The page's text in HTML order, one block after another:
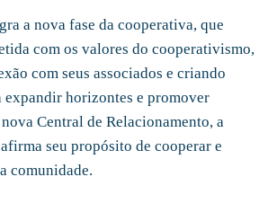
a nova fase da cooperativa, que
com os valores do cooperativismo,
com seus associados e criando
expandir horizontes e promover
Central de Relacionamento, a
seu propósito de cooperar e
comunidade.